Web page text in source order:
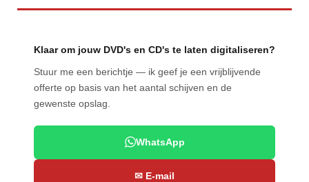
Klaar om jouw DVD's en CD's te laten digitaliseren?
Stuur me een berichtje — ik geef je een vrijblijvende
offerte op basis van het aantal schijven en de
gewenste opslag.
WhatsApp
✉ E-mail